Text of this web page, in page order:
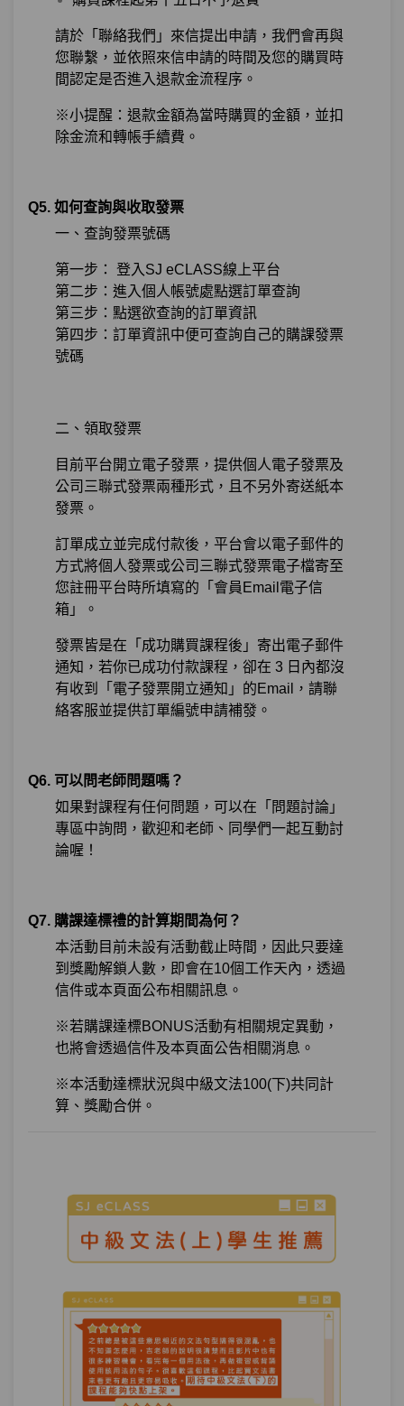
請於「聯絡我們」來信提出申請，我們會再與
您聯繫，並依照來信申請的時間及您的購買時
間認定是否進入退款金流程序。
※小提醒：退款金額為當時購買的金額，並扣
除金流和轉帳手續費。
Q5. 如何查詢與收取發票
一、查詢發票號碼
第一步： 登入SJ eCLASS線上平台
第二步：進入個人帳號處點選訂單查詢
第三步：點選欲查詢的訂單資訊
第四步：訂單資訊中便可查詢自己的購課發票
號碼
二、領取發票
目前平台開立電子發票，提供個人電子發票及
公司三聯式發票兩種形式，且不另外寄送紙本
發票。
訂單成立並完成付款後，平台會以電子郵件的
方式將個人發票或公司三聯式發票電子檔寄至
您註冊平台時所填寫的「會員Email電子信
箱」。
發票皆是在「成功購買課程後」寄出電子郵件
通知，若你已成功付款課程，卻在 3 日內都沒
有收到「電子發票開立通知」的Email，請聯
絡客服並提供訂單編號申請補發。
Q6. 可以問老師問題嗎？
如果對課程有任何問題，可以在「問題討論」
專區中詢問，歡迎和老師、同學們一起互動討
論喔！
Q7. 購課達標禮的計算期間為何？
本活動目前未設有活動截止時間，因此只要達
到獎勵解鎖人數，即會在10個工作天內，透過
信件或本頁面公布相關訊息。
※若購課達標BONUS活動有相關規定異動，
也將會透過信件及本頁面公告相關消息。
※本活動達標狀況與中級文法100(下)共同計
算、獎勵合併。